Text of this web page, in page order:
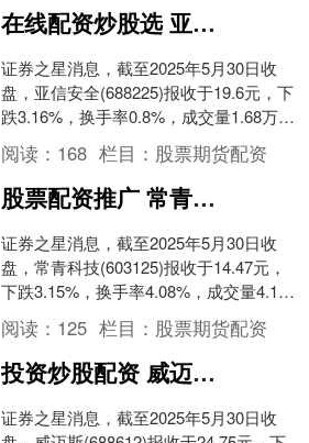
在线配资炒股选 亚信安全（688225）5月30日主力资金净卖出504.54万元
证券之星消息，截至2025年5月30日收
盘，亚信安全(688225)报收于19.6元，下
跌3.16%，换手率0.8%，成交量1.68万
手，成交额3309.78万....
阅读： 168 栏目： 股票期货配资
股票配资推广 常青科技（603125）5月30日主力资金净卖出815.72万元
证券之星消息，截至2025年5月30日收
盘，常青科技(603125)报收于14.47元，
下跌3.15%，换手率4.08%，成交量4.13
万手，成交额6029.2....
阅读： 125 栏目： 股票期货配资
投资炒股配资 威迈斯（688612）5月30日主力资金净卖出161.51万元
证券之星消息，截至2025年5月30日收